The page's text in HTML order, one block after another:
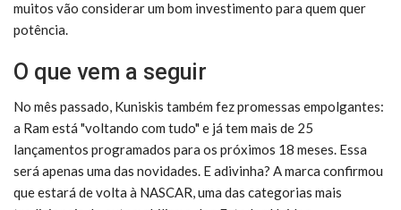
muitos vão considerar um bom investimento para quem quer
potência.
O que vem a seguir
No mês passado, Kuniskis também fez promessas empolgantes:
a Ram está "voltando com tudo" e já tem mais de 25
lançamentos programados para os próximos 18 meses. Essa
será apenas uma das novidades. E adivinha? A marca confirmou
que estará de volta à NASCAR, uma das categorias mais